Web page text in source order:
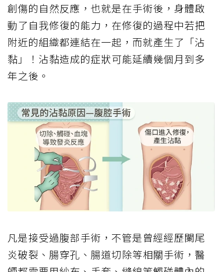
創傷的自然反應，也就是在手術後，身體啟
動了自我修復的能力，在修復的過程中若把
附近的組織都連結在一起，而就產生了「沾
黏」！沾黏造成的症狀可能延續幾個月到多
年之後。
凡是接受過腹部手術，不管是曾經經歷闌尾
炎破裂、腸穿孔、腸道切除等相關手術，醫